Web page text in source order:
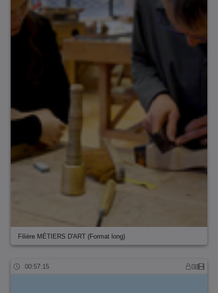
Filière MÉTIERS D'ART (Format long)
00:57:15